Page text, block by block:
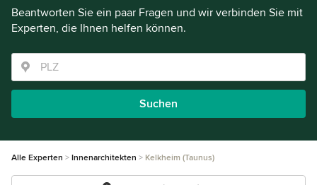
Beantworten Sie ein paar Fragen und wir verbinden Sie mit
Experten, die Ihnen helfen können.
Suchen
Alle Experten Innenarchitekten Kelkheim (Taunus)